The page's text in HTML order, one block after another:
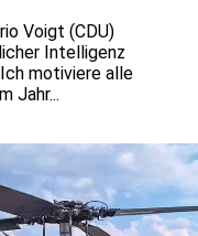
Voigt (CDU)
Intelligenz
motiviere alle
Jahr...